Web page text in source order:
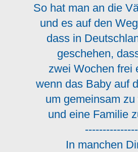
So hat man an die
und es auf den
dass in
geschehen,
zwei Wochen frei
wenn das Baby auf
um gemeinsam
und eine Familie
In manchen